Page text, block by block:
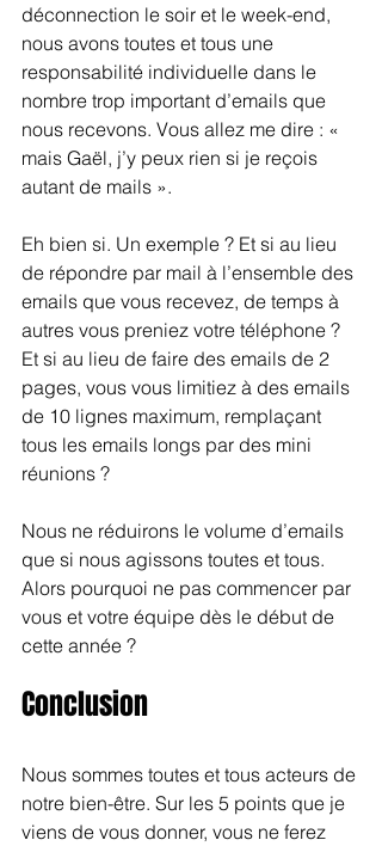
déconnection le soir et le week-end,
nous avons toutes et tous une
responsabilité individuelle dans le
nombre trop important d’emails que
nous recevons. Vous allez me dire : «
mais Gaël, j’y peux rien si je reçois
autant de mails ».
Eh bien si. Un exemple ? Et si au lieu
de répondre par mail à l’ensemble des
emails que vous recevez, de temps à
autres vous preniez votre téléphone ?
Et si au lieu de faire des emails de 2
pages, vous vous limitiez à des emails
de 10 lignes maximum, remplaçant
tous les emails longs par des mini
réunions ?
Nous ne réduirons le volume d’emails
que si nous agissons toutes et tous.
Alors pourquoi ne pas commencer par
vous et votre équipe dès le début de
cette année ?
Conclusion
Nous sommes toutes et tous acteurs de
notre bien-être. Sur les 5 points que je
viens de vous donner, vous ne ferez